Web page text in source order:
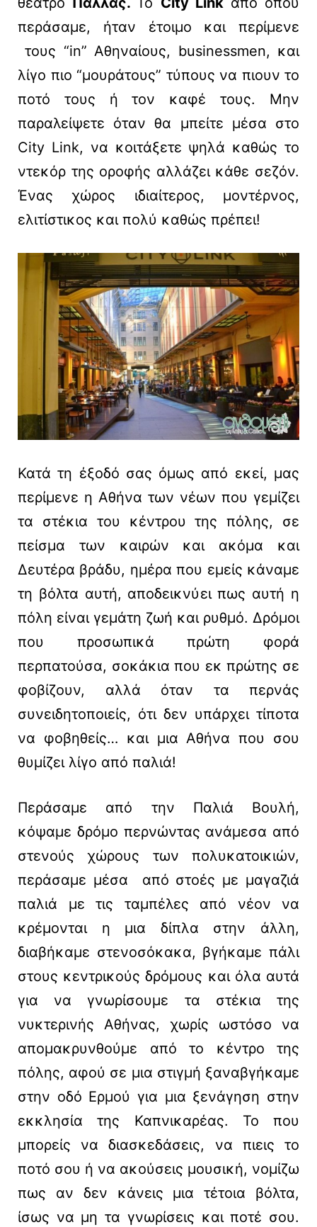
περάσαμε, ήταν έτοιμο και περίμενε
τους “in” Αθηναίους, businessmen, και
λίγο πιο “μουράτους” τύπους να πιουν το
ποτό τους ή τον καφέ τους. Μην
παραλείψετε όταν θα μπείτε μέσα στο
City Link, να κοιτάξετε ψηλά καθώς το
ντεκόρ της οροφής αλλάζει κάθε σεζόν.
Ένας χώρος ιδιαίτερος, μοντέρνος,
ελιτίστικος και πολύ καθώς πρέπει!
Κατά τη έξοδό σας όμως από εκεί, μας
περίμενε η Αθήνα των νέων που γεμίζει
τα στέκια του κέντρου της πόλης, σε
πείσμα των καιρών και ακόμα και
Δευτέρα βράδυ, ημέρα που εμείς κάναμε
τη βόλτα αυτή, αποδεικνύει πως αυτή η
πόλη είναι γεμάτη ζωή και ρυθμό. Δρόμοι
που προσωπικά πρώτη φορά
περπατούσα, σοκάκια που εκ πρώτης σε
φοβίζουν, αλλά όταν τα περνάς
συνειδητοποιείς, ότι δεν υπάρχει τίποτα
να φοβηθείς… και μια Αθήνα που σου
θυμίζει λίγο από παλιά!
Περάσαμε από την Παλιά Βουλή,
κόψαμε δρόμο περνώντας ανάμεσα από
στενούς χώρους των πολυκατοικιών,
περάσαμε μέσα από στοές με μαγαζιά
παλιά με τις ταμπέλες από νέον να
κρέμονται η μια δίπλα στην άλλη,
διαβήκαμε στενοσόκακα, βγήκαμε πάλι
στους κεντρικούς δρόμους και όλα αυτά
για να γνωρίσουμε τα στέκια της
νυκτερινής Αθήνας, χωρίς ωστόσο να
απομακρυνθούμε από το κέντρο της
πόλης, αφού σε μια στιγμή ξαναβγήκαμε
στην οδό Ερμού για μια ξενάγηση στην
εκκλησία της Καπνικαρέας. Το που
μπορείς να διασκεδάσεις, να πιεις το
ποτό σου ή να ακούσεις μουσική, νομίζω
πως αν δεν κάνεις μια τέτοια βόλτα,
ίσως να μη τα γνωρίσεις και ποτέ σου.